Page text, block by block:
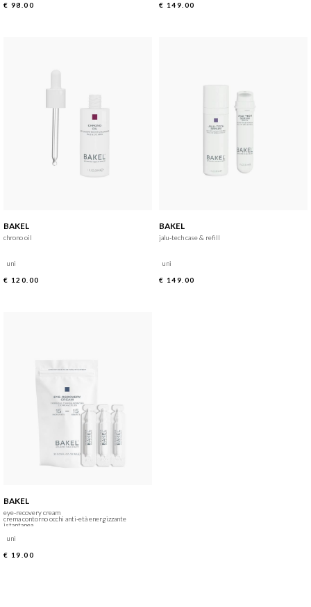
€ 98.00
€ 149.00
BAKEL
chrono oil
uni
€ 120.00
BAKEL
jalu-tech case & refill
uni
€ 149.00
BAKEL
eye-recovery cream
crema contorno occhi anti-età energizzante
istantanea
uni
€ 19.00